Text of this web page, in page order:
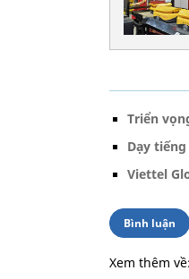
Triển
Dạy
Viettel
Bình luận
Xem thêm về: